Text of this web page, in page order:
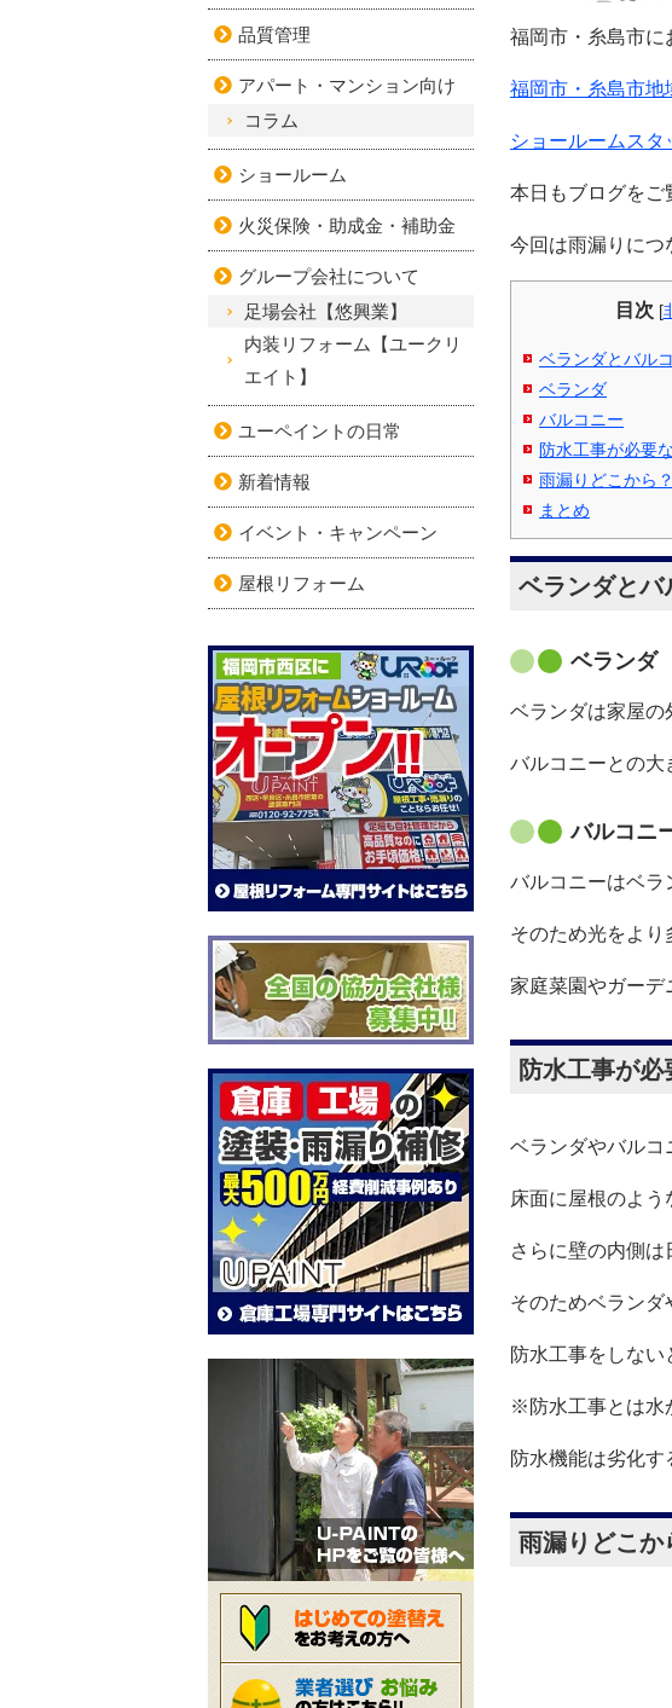
福岡市・糸島市に
福岡市・糸島市地
ショールームスタ
本日もブログをご
今回は雨漏りにつ
目次 [
ベランダとバル
ベランダ
バルコニー
防水工事が必要
雨漏りどこから
まとめ
ベランダとバ
ベランダ
ベランダは家屋の
バルコニーとの大
バルコニ
バルコニーはベラ
そのため光をより
家庭菜園やガーデ
防水工事が必
ベランダやバルコ
床面に屋根のよう
さらに壁の内側は
そのためベランダ
防水工事をしない
※防水工事とは水
防水機能は劣化す
雨漏りどこか
品質管理
アパート・マンション向け
コラム
ショールーム
火災保険・助成金・補助金
グループ会社について
足場会社【悠興業】
内装リフォーム【ユークリ
エイト】
ユーペイントの日常
新着情報
イベント・キャンペーン
屋根リフォーム